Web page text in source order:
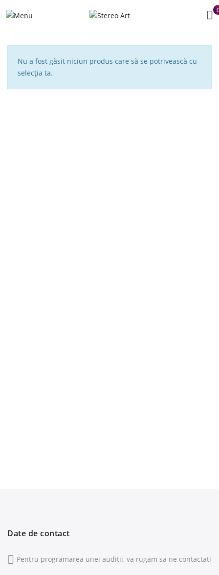
Nu a fost găsit niciun produs care să se potrivească cu
selecția ta.
Date de contact
Pentru programarea unei auditii, va rugam sa ne contactati